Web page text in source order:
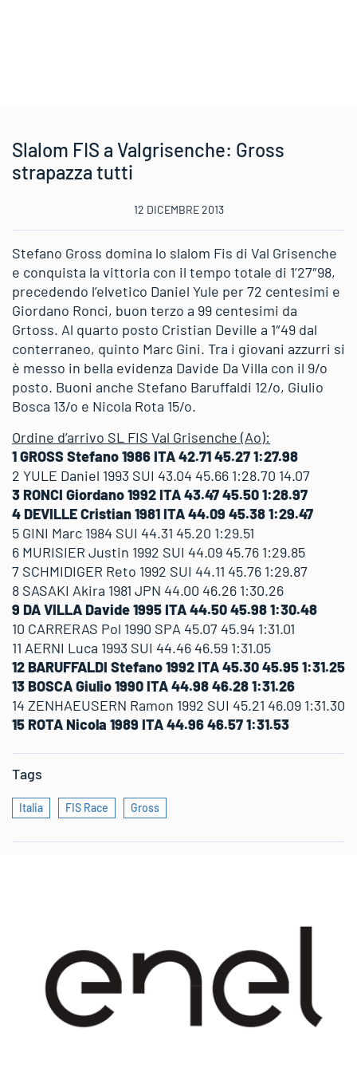
Slalom FIS a Valgrisenche: Gross
strapazza tutti
12 DICEMBRE 2013
Stefano Gross domina lo slalom Fis di Val Grisenche
e conquista la vittoria con il tempo totale di 1’27″98,
precedendo l’elvetico Daniel Yule per 72 centesimi e
Giordano Ronci, buon terzo a 99 centesimi da
Grtoss. Al quarto posto Cristian Deville a 1″49 dal
conterraneo, quinto Marc Gini. Tra i giovani azzurri si
è messo in bella evidenza Davide Da Villa con il 9/o
posto. Buoni anche Stefano Baruffaldi 12/o, Giulio
Bosca 13/o e Nicola Rota 15/o.
Ordine d’arrivo SL FIS Val Grisenche (Ao):
1 GROSS Stefano 1986 ITA 42.71 45.27 1:27.98
2 YULE Daniel 1993 SUI 43.04 45.66 1:28.70 14.07
3 RONCI Giordano 1992 ITA 43.47 45.50 1:28.97
4 DEVILLE Cristian 1981 ITA 44.09 45.38 1:29.47
5 GINI Marc 1984 SUI 44.31 45.20 1:29.51
6 MURISIER Justin 1992 SUI 44.09 45.76 1:29.85
7 SCHMIDIGER Reto 1992 SUI 44.11 45.76 1:29.87
8 SASAKI Akira 1981 JPN 44.00 46.26 1:30.26
9 DA VILLA Davide 1995 ITA 44.50 45.98 1:30.48
10 CARRERAS Pol 1990 SPA 45.07 45.94 1:31.01
11 AERNI Luca 1993 SUI 44.46 46.59 1:31.05
12 BARUFFALDI Stefano 1992 ITA 45.30 45.95 1:31.25
13 BOSCA Giulio 1990 ITA 44.98 46.28 1:31.26
14 ZENHAEUSERN Ramon 1992 SUI 45.21 46.09 1:31.30
15 ROTA Nicola 1989 ITA 44.96 46.57 1:31.53
Tags
Italia FIS Race Gross